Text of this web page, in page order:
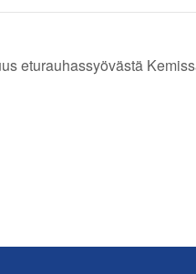
eturauhassyövästä